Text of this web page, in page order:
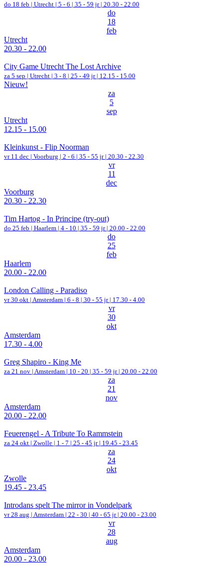
do 18 feb | Utrecht | 5 - 6 | 35 - 59 jr | 20.30 - 22.00
do
18
feb
Utrecht
20.30 - 22.00
City Game Utrecht The Lost Archive
za 5 sep | Utrecht | 3 - 8 | 25 - 49 jr | 12.15 - 15.00
Nieuw!
za
5
sep
Utrecht
12.15 - 15.00
Kleinkunst - Flip Noorman
vr 11 dec | Voorburg | 2 - 6 | 35 - 55 jr | 20.30 - 22.30
vr
11
dec
Voorburg
20.30 - 22.30
Tim Hartog - In Principe (try-out)
do 25 feb | Haarlem | 4 - 10 | 35 - 59 jr | 20.00 - 22.00
do
25
feb
Haarlem
20.00 - 22.00
London Calling - Paradiso
vr 30 okt | Amsterdam | 6 - 8 | 30 - 55 jr | 17.30 - 4.00
vr
30
okt
Amsterdam
17.30 - 4.00
Greg Shapiro - King Me
za 21 nov | Amsterdam | 10 - 20 | 35 - 59 jr | 20.00 - 22.00
za
21
nov
Amsterdam
20.00 - 22.00
Feuerengel - A Tribute To Rammstein
za 24 okt | Zwolle | 1 - 7 | 25 - 45 jr | 19.45 - 23.45
za
24
okt
Zwolle
19.45 - 23.45
Introdans spelt The mirror in Vondelpark
vr 28 aug | Amsterdam | 22 - 30 | 40 - 65 jr | 20.00 - 23.00
vr
28
aug
Amsterdam
20.00 - 23.00